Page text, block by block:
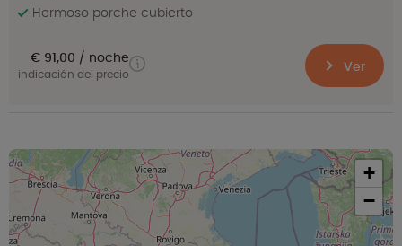
Hermoso porche cubierto
€ 91,00 noche
indicación del precio Ver
+
−